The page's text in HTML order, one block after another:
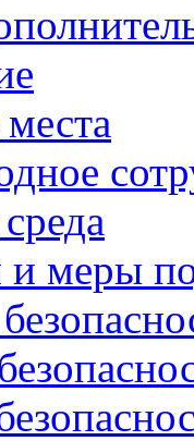
и меры